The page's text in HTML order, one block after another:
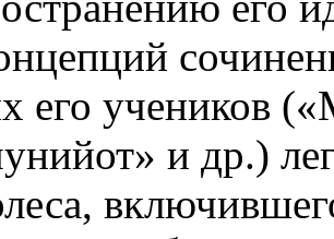
его учеников
и др.)